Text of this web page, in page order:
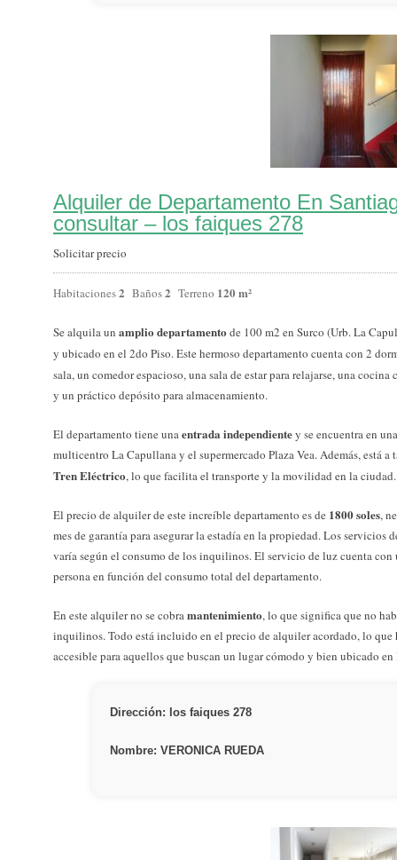
Alquiler de Departamento En
consultar – los faiques 278
Solicitar precio
Habitaciones2 Baños2 Terreno 120 m²
Se alquila un amplio departamento de 100 m2 en Surco (Urb. La
y ubicado en el 2do Piso. Este hermoso departamento cuenta con 2
sala, un comedor espacioso, una sala de estar para relajarse, una
y un práctico depósito para almacenamiento.
El departamento tiene unaentrada independientey se encuentra en
multicentro La Capullana y el supermercado Plaza Vea. Además, está
Tren Eléctrico, lo que facilita el transporte y la movilidad en la ciudad.
El precio de alquiler de este increíble departamento es de 1800 soles,
mes de garantía para asegurar la estadía en la propiedad. Los
varía según el consumo de los inquilinos. El servicio de luz cuenta
persona en función del consumo total del departamento.
En este alquiler no se cobramantenimiento, lo que significa que no
inquilinos. Todo está incluido en el precio de alquiler acordado, lo que
accesible para aquellos que buscan un lugar cómodo y bien ubicado
Dirección: los faiques 278
Nombre: VERONICA RUEDA